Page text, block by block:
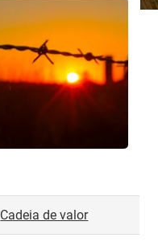
Cadeia de valor